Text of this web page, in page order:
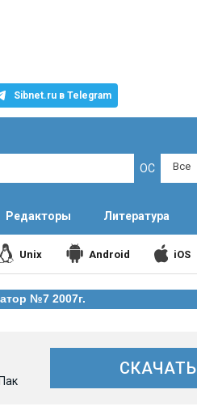
Sibnet.ru в Telegram
ОС Все
Редакторы Литература
Unix Android iOS
№7 2007г.
СКАЧАТЬ